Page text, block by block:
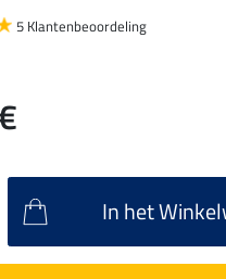
5 Klantenbeoordeling
In het